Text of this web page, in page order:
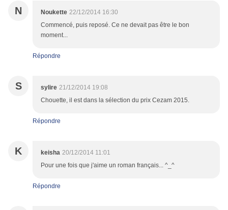
N Noukette 22/12/2014 16:30
Commencé, puis reposé. Ce ne devait pas être le bon
moment...
Répondre
S sylire 21/12/2014 19:08
Chouette, il est dans la sélection du prix Cezam 2015.
Répondre
K keisha 20/12/2014 11:01
Pour une fois que j'aime un roman français... ^_^
Répondre